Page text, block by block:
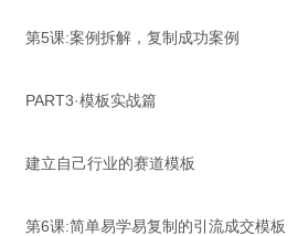
第5课:案例拆解，复制成功案例
PART3·模板实战篇
建立自己行业的赛道模板
第6课:简单易学易复制的引流成交模板